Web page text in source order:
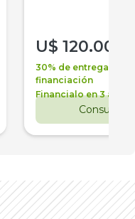
U$ 120.000
30% de entrega +
financiación
Financialo en 3 años
Consultar